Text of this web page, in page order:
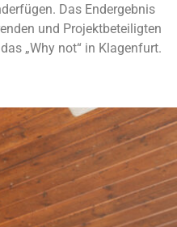
Das Endergebnis
und Projektbeteiligten
„Why not“ in Klagenfurt.